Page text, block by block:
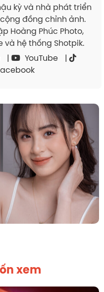
kỳ và nhà phát triển
đồng chỉnh ảnh.
Hoàng Phúc Photo,
và hệ thống Shotpik.
| YouTube
|
xem